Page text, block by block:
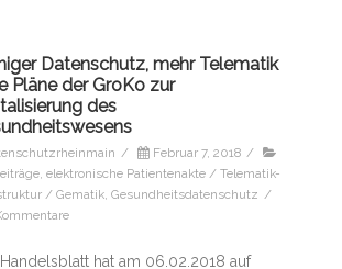
Datenschutz, mehr Telematik
Pläne der GroKo zur
des
/ Februar 7, 2018 /
elektronische Patientenakte / Telematik-
/ Gematik Gesundheitsdatenschutz /
hat am 06.02.2018 auf